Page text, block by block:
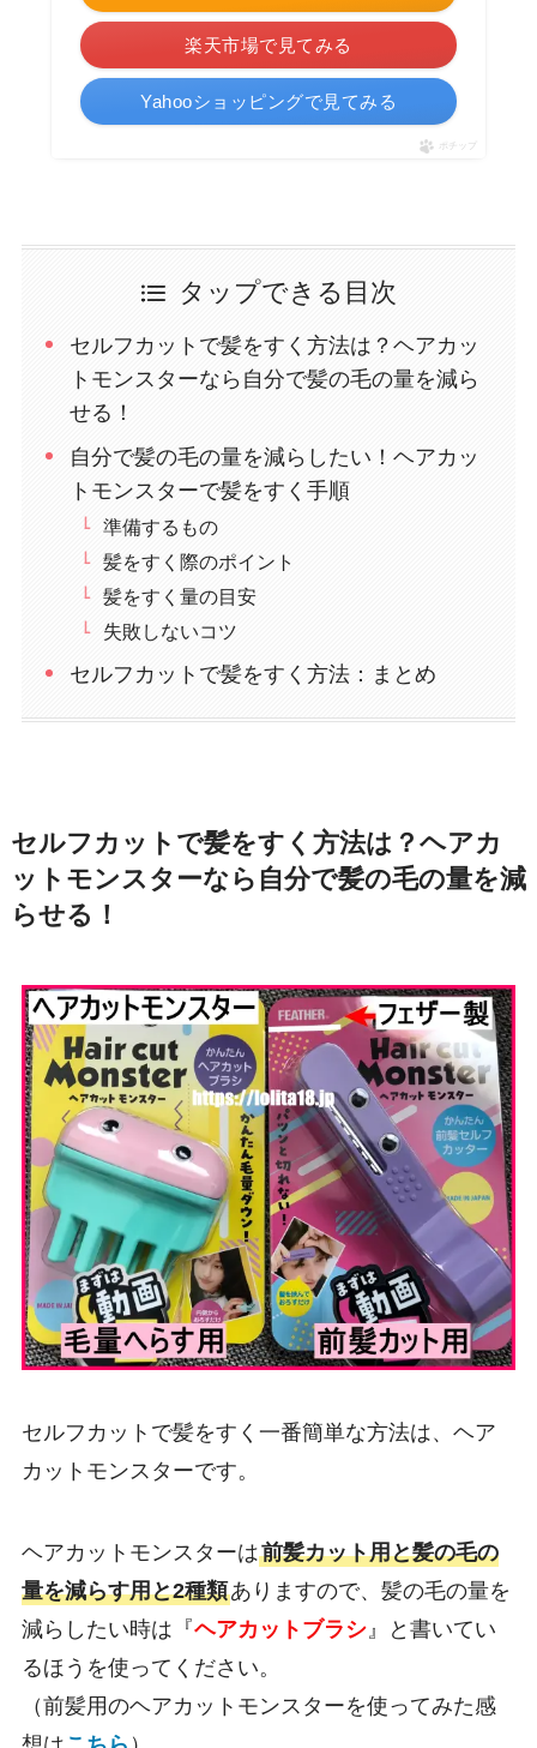
楽天市場で見てみる
Yahooショッピングで見てみる
ポチップ
タップできる目次
セルフカットで髪をすく方法は？ヘアカッ
トモンスターなら自分で髪の毛の量を減ら
せる！
自分で髪の毛の量を減らしたい！ヘアカッ
トモンスターで髪をすく手順
準備するもの
髪をすく際のポイント
髪をすく量の目安
失敗しないコツ
セルフカットで髪をすく方法：まとめ
セルフカットで髪をすく方法は？ヘアカ
ットモンスターなら自分で髪の毛の量を減
らせる！
セルフカットで髪をすく一番簡単な方法は、ヘア
カットモンスターです。
ヘアカットモンスターは前髪カット用と髪の毛の
量を減らす用と2種類ありますので、髪の毛の量を
減らしたい時は『ヘアカットブラシ』と書いてい
るほうを使ってください。
（前髪用のヘアカットモンスターを使ってみた感